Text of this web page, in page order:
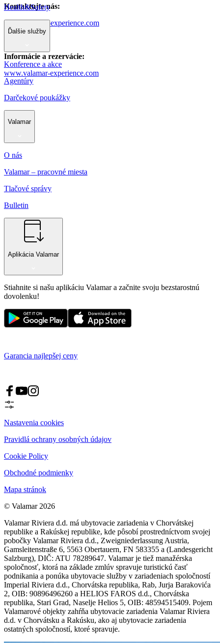
Kontaktujte nás:
info@valamar-experience.com
Informácie a rezervácie:
www.valamar-experience.com
Health&Safety
Ďalšie služby
Konference a akce
Agentúry
Darčekové poukážky
Valamar
O nás
Valamar – pracovné miesta
Tlačové správy
Bulletin
Aplikácia Valamar
Stiahnite si našu aplikáciu Valamar a začnite svoju bezstarostnú
dovolenku!
Garancia najlepšej ceny
Nastavenia cookies
Pravidlá ochrany osobných údajov
Cookie Policy
Obchodné podmienky
Mapa stránok
© Valamar 2026
Valamar Riviera d.d. má ubytovacie zariadenia v Chorvátskej
republike a Rakúskej republike, kde pôsobí prostredníctvom svojej
pobočky Valamar Riviera d.d., Zweigniederlassung Austria,
Gamsleitenstraße 6, 5563 Obertauern, FN 583355 a (Landesgericht
Salzburg), DIČ: ATU 78289647. Valamar je tiež manažérska
spoločnosť, ktorá na základe zmlúv spravuje turistickú časť
podnikania a ponúka ubytovacie služby v zariadeniach spoločností
Imperial Riviera d.d., Chorvátska republika, Rab, Jurja Barakovića
2, OIB: 90896496260 a HELIOS FAROS d.d., Chorvátska
republika, Stari Grad, Naselje Helios 5, OIB: 48594515409. Pojem
Valamarové objekty zahŕňa ubytovacie zariadenia Valamar Riviera
d.d. v Chorvátsku a Rakúsku, ako aj ubytovacie zariadenia
ostatných spoločností, ktoré spravuje.